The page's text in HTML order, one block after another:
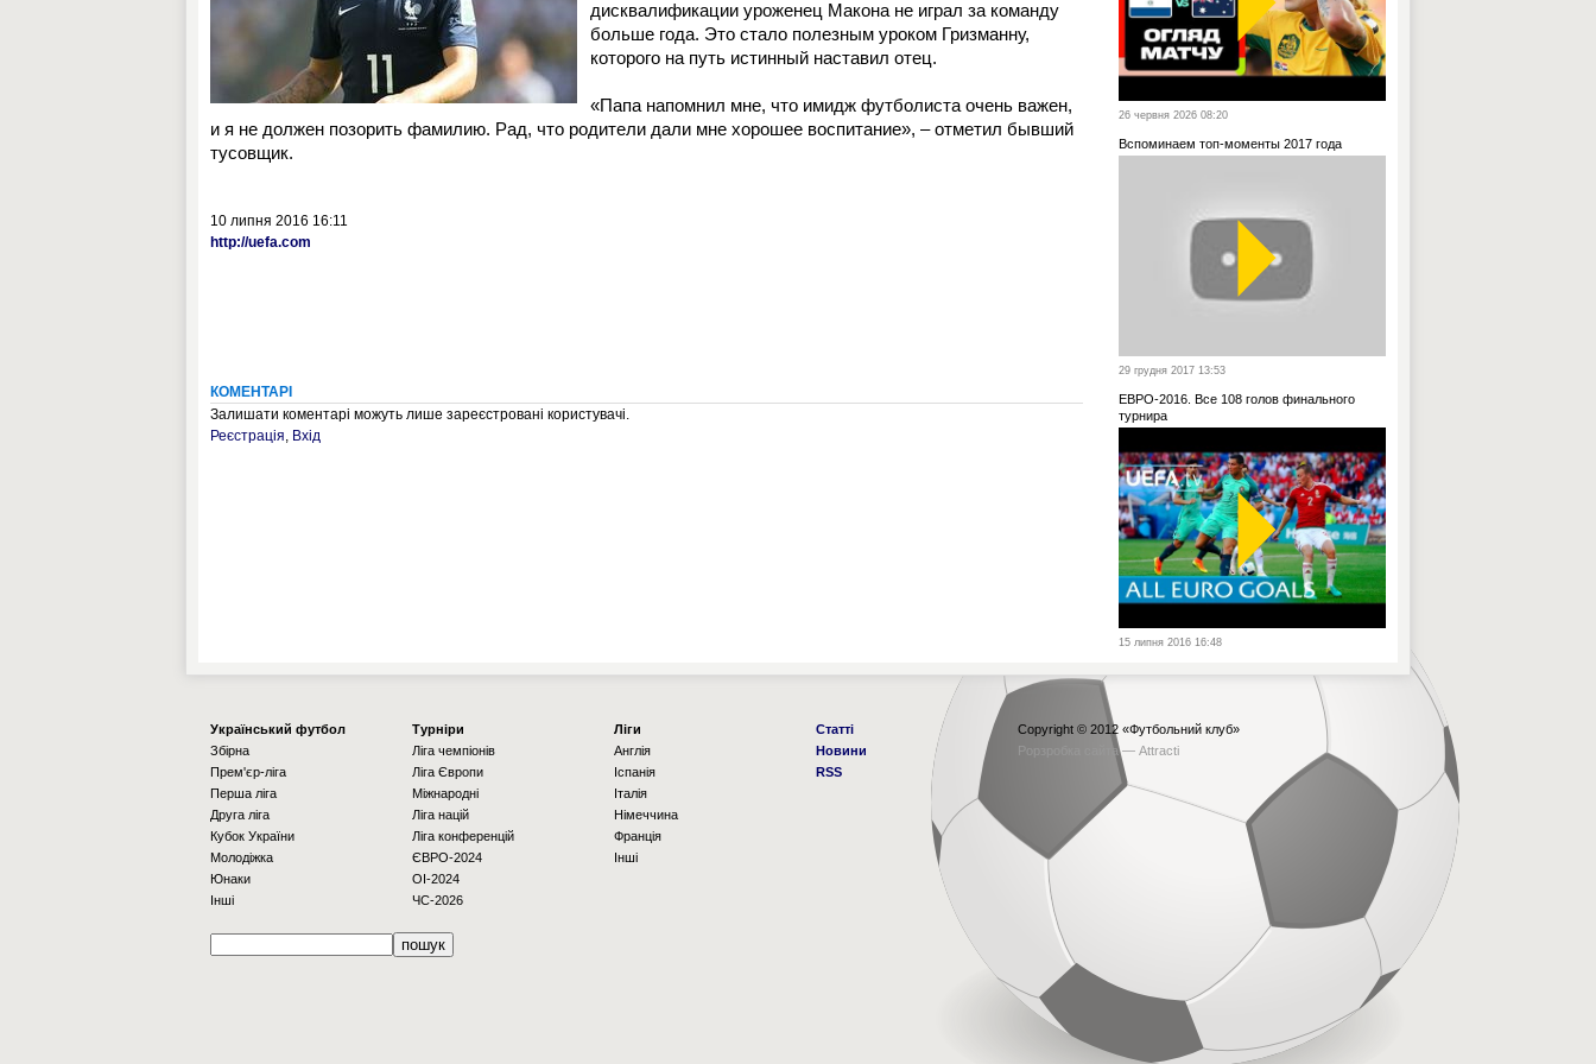
дисквалификации уроженец Макона не играл за команду
больше года. Это стало полезным уроком Гризманну,
которого на путь истинный наставил отец.
«Папа напомнил мне, что имидж футболиста очень важен,
и я не должен позорить фамилию. Рад, что родители дали мне хорошее воспитание», – отметил бывший
тусовщик.
10 липня 2016 16:11
http://uefa.com
КОМЕНТАРІ
Залишати коментарі можуть лише зареєстровані користувачі.
Реєстрація, Вхід
26 червня 2026 08:20
Вспоминаем топ-моменты 2017 года
29 грудня 2017 13:53
ЕВРО-2016. Все 108 голов финального
турнира
15 липня 2016 16:48
Українcький футбол
Збірна
Прем'єр-ліга
Перша ліга
Друга ліга
Кубок України
Молодіжка
Юнаки
Інші
Турніри
Ліга чемпіонів
Ліга Європи
Міжнародні
Ліга націй
Ліга конференцій
ЄВРО-2024
OI-2024
ЧС-2026
Ліги
Англія
Іспанія
Італія
Німеччина
Франція
Інші
Статті
Новини
RSS
Copyright © 2012 «Футбольний клуб»
Рорзробка сайта — Attracti